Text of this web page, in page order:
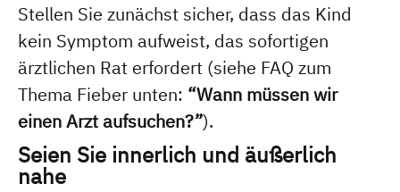
Stellen Sie zunächst sicher, dass das Kind
kein Symptom aufweist, das sofortigen
ärztlichen Rat erfordert (siehe FAQ zum
Thema Fieber unten: “Wann müssen wir
einen Arzt aufsuchen?”).
Seien Sie innerlich und äußerlich
nahe